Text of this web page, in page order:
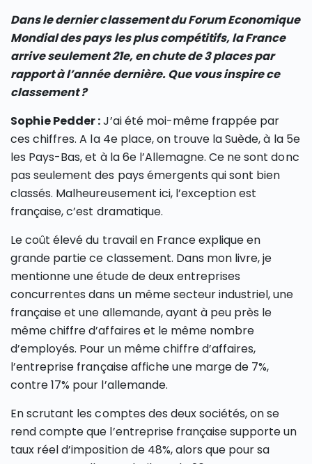
Dans le dernier classement du Forum Economique
Mondial des pays les plus compétitifs, la France
arrive seulement 21e, en chute de 3 places par
rapport à l’année dernière. Que vous inspire ce
classement ?
Sophie Pedder :J’ai été moi-même frappée par
ces chiffres. A la 4e place, on trouve la Suède, à la 5e
les Pays-Bas, et à la 6e l’Allemagne. Ce ne sont donc
pas seulement des pays émergents qui sont bien
classés. Malheureusement ici, l’exception est
française, c’est dramatique.
Le coût élevé du travail en France explique en
grande partie ce classement. Dans mon livre, je
mentionne une étude de deux entreprises
concurrentes dans un même secteur industriel, une
française et une allemande, ayant à peu près le
même chiffre d’affaires et le même nombre
d’employés. Pour un même chiffre d’affaires,
l’entreprise française affiche une marge de 7%,
contre 17% pour l’allemande.
En scrutant les comptes des deux sociétés, on se
rend compte que l’entreprise française supporte un
taux réel d’imposition de 48%, alors que pour sa